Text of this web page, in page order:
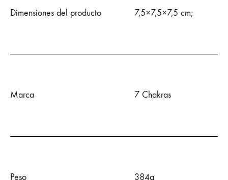
Dimensiones del producto 7,5×7,5×7,5 cm;
Marca 7 Chakras
Peso 384g